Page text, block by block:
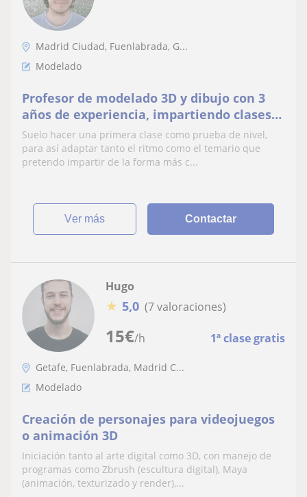
Madrid Ciudad, Fuenlabrada, G...
Modelado
Profesor de modelado 3D y dibujo con 3
años de experiencia, impartiendo clases
tanto presencial como online
Suelo hacer una primera clase como prueba de nivel,
para así adaptar tanto el ritmo como el temario que
pretendo impartir de la forma más c...
ver más Contactar
15€/h 1ª clase gratis
Hugo
★ 5,0 (7 valoraciones)
Getafe, Fuenlabrada, Madrid C...
Modelado
Creación de personajes para videojuegos
o animación 3D
Iniciación tanto al arte digital como 3D, con manejo de
programas como Zbrush (escultura digital), Maya
(animación, texturizado y render),...